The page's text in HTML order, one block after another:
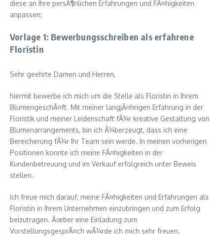
diese an Ihre persÃ¶nlichen Erfahrungen und FÃ¤higkeiten
anpassen:
Vorlage 1: Bewerbungsschreiben als erfahrene
Floristin
Sehr geehrte Damen und Herren,
hiermit bewerbe ich mich um die Stelle als Floristin in Ihrem
BlumengeschÃ¤ft. Mit meiner langjÃ¤hrigen Erfahrung in der
Floristik und meiner Leidenschaft fÃ¼r kreative Gestaltung von
Blumenarrangements, bin ich Ã¼berzeugt, dass ich eine
Bereicherung fÃ¼r Ihr Team sein werde. In meinen vorherigen
Positionen konnte ich meine FÃ¤higkeiten in der
Kundenbetreuung und im Verkauf erfolgreich unter Beweis
stellen.
Ich freue mich darauf, meine FÃ¤higkeiten und Erfahrungen als
Floristin in Ihrem Unternehmen einzubringen und zum Erfolg
beizutragen. Ãœber eine Einladung zum
VorstellungsgesprÃ¤ch wÃ¼rde ich mich sehr freuen.